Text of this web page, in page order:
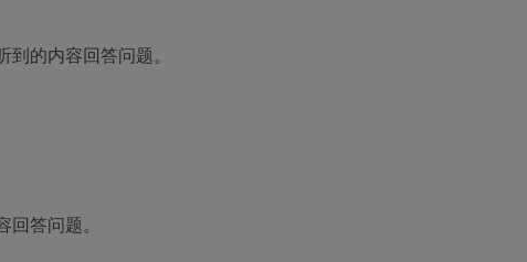
的内容回答问题。
答问题。